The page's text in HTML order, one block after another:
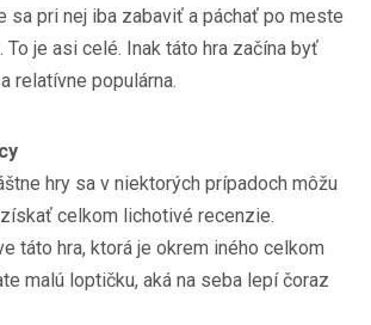
sa pri nej iba zabaviť a páchať po meste
To je asi celé. Inak táto hra začína byť
relatívne populárna.
hry sa v niektorých prípadoch môžu
celkom lichotivé recenzie.
táto hra, ktorá je okrem iného celkom
malú loptičku, aká na seba lepí čoraz